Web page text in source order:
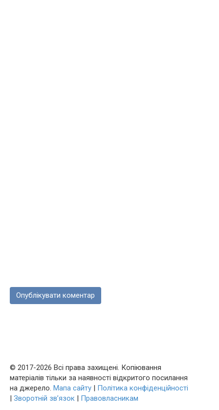
© 2017-2026 Всі права захищені. Копіювання
матеріалів тільки за наявності відкритого посилання
на джерело. Мапа сайту | Політика конфіденційності
| Зворотній зв’язок | Правовласникам